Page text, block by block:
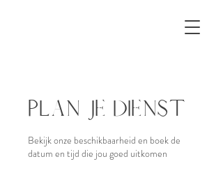
Plan je dienst
Bekijk onze beschikbaarheid en boek de
datum en tijd die jou goed uitkomen